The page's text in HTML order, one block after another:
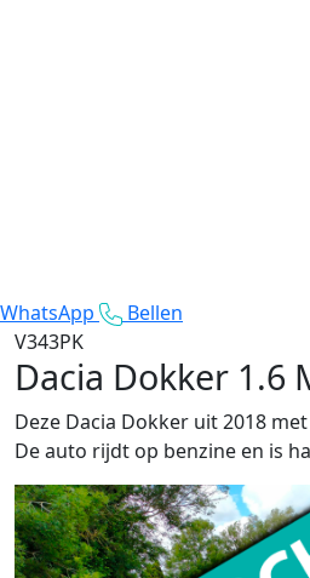
WhatsApp
Bellen
V343PK
Dacia Dokker 1.6
Deze Dacia Dokker uit 2018
De auto rijdt op benzine en is